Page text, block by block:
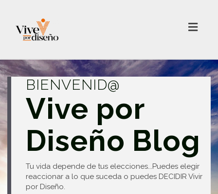
BIENVENID@
Vive por
Diseño Blog
Tu vida depende de tus elecciones...Puedes elegir
reaccionar a lo que suceda o puedes DECIDIR Vivir
por Diseño.